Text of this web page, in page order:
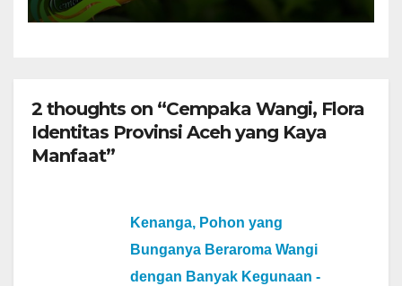
2 thoughts on “Cempaka Wangi, Flora
Identitas Provinsi Aceh yang Kaya
Manfaat”
Kenanga, Pohon yang
Bunganya Beraroma Wangi
dengan Banyak Kegunaan -